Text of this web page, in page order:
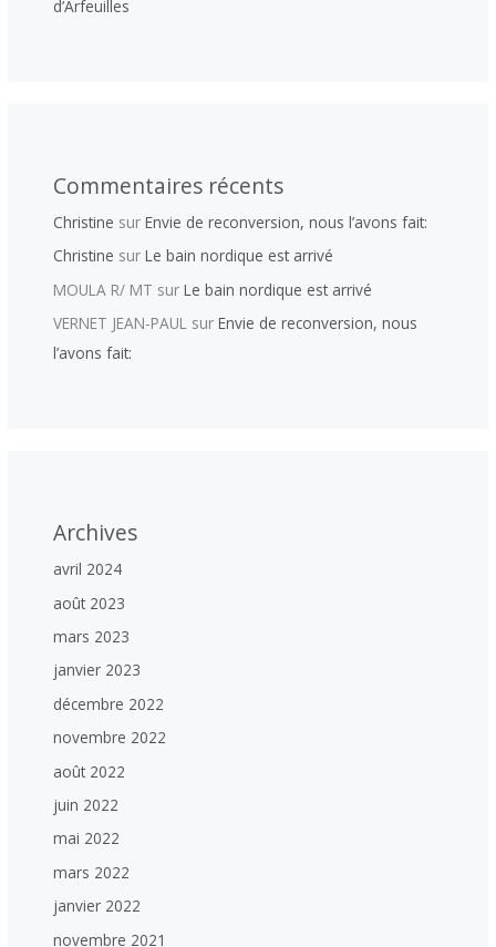
d’Arfeuilles
Commentaires récents
Christine surEnvie de reconversion, nous l’avons fait:
Christine surLe bain nordique est arrivé
MOULA R/ MT surLe bain nordique est arrivé
VERNET JEAN-PAUL surEnvie de reconversion, nous
l’avons fait:
Archives
avril 2024
août 2023
mars 2023
janvier 2023
décembre 2022
novembre 2022
août 2022
juin 2022
mai 2022
mars 2022
janvier 2022
novembre 2021